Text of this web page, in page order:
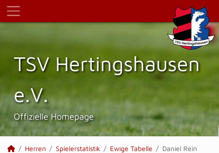
TSV Hertings­hausen
e.V.
Offizielle Homepage
Herren Spielerstatistik Ewige Tabelle Daniel Rein